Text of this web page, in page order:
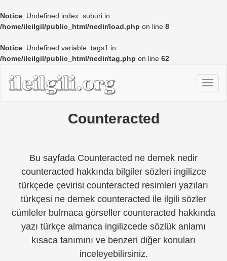
Notice: Undefined index: suburi in
/home/ileilgil/public_html/nedir/load.php on line 8
Notice: Undefined variable: tags1 in
/home/ileilgil/public_html/nedir/tag.php on line 62
Counteracted
Bu sayfada Counteracted ne demek nedir
counteracted hakkında bilgiler sözleri ingilizce
türkçede çevirisi counteracted resimleri yazıları
türkçesi ne demek counteracted ile ilgili sözler
cümleler bulmaca görseller counteracted hakkında
yazı türkçe almanca ingilizcede sözlük anlamı
kısaca tanımını ve benzeri diğer konuları
inceleyebilirsiniz.